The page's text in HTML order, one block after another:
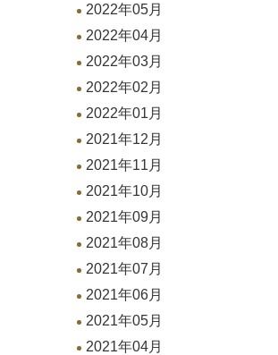
2022年05月
2022年04月
2022年03月
2022年02月
2022年01月
2021年12月
2021年11月
2021年10月
2021年09月
2021年08月
2021年07月
2021年06月
2021年05月
2021年04月